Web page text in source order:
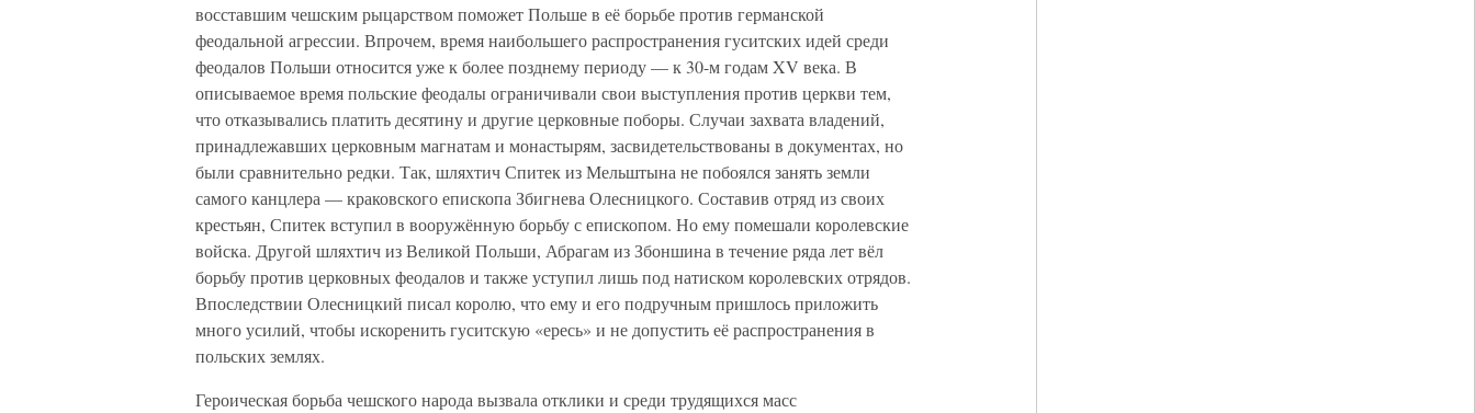
восставшим чешским рыцарством поможет Польше в её борьбе против германской
феодальной агрессии. Впрочем, время наибольшего распространения гуситских идей среди
феодалов Польши относится уже к более позднему периоду — к 30-м годам XV века. В
описываемое время польские феодалы ограничивали свои выступления против церкви тем,
что отказывались платить десятину и другие церковные поборы. Случаи захвата владений,
принадлежавших церковным магнатам и монастырям, засвидетельствованы в документах, но
были сравнительно редки. Так, шляхтич Спитек из Мельштына не побоялся занять земли
самого канцлера — краковского епископа Збигнева Олесницкого. Составив отряд из своих
крестьян, Спитек вступил в вооружённую борьбу с епископом. Но ему помешали королевские
войска. Другой шляхтич из Великой Польши, Абрагам из Збоншина в течение ряда лет вёл
борьбу против церковных феодалов и также уступил лишь под натиском королевских отрядов.
Впоследствии Олесницкий писал королю, что ему и его подручным пришлось приложить
много усилий, чтобы искоренить гуситскую «ересь» и не допустить её распространения в
польских землях.
Героическая борьба чешского народа вызвала отклики и среди трудящихся масс